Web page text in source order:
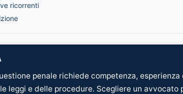
ricorrenti
penale richiede competenza, esperienza
leggi e delle procedure. Scegliere un avvocato